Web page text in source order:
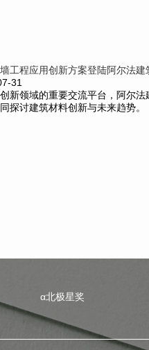
工程应用创新方案登陆阿尔法建
31
新领域的重要交流平台，阿尔
探讨建筑材料创新与未来趋势。
α北极星奖